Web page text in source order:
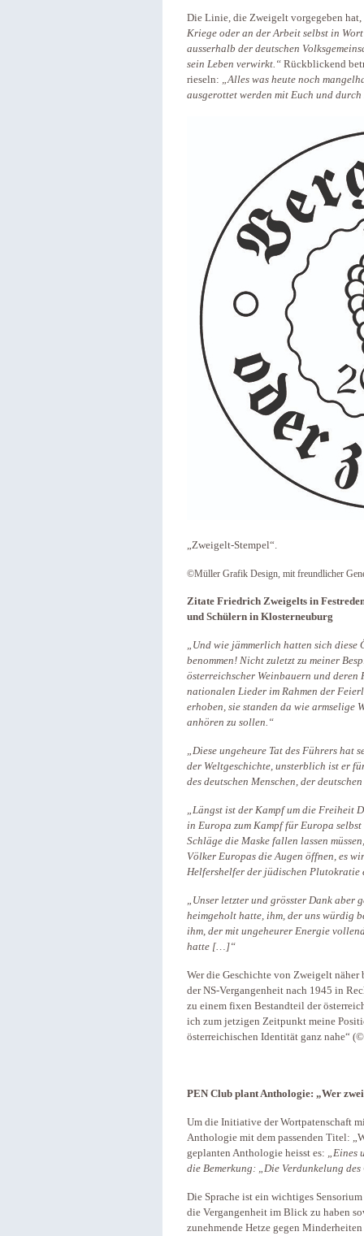
Die Linie, die Zweigelt vorgegeben
Kriege oder an der Arbeit selbst in
ausserhalb der deutschen
sein Leben verwirkt.“ Rückblickend
rieseln: „Alles was heute noch
ausgerottet werden mit Euch und
„Zweigelt-Stempel“.
©Müller Grafik Design, mit freundlicher
Zitate Friedrich Zweigelts in
und Schülern in Klosterneuburg
„Und wie jämmerlich hatten sich diese
benommen! Nicht zuletzt zu meiner
österreichscher Weinbauern und
nationalen Lieder im Rahmen der
erhoben, sie standen da wie armselige
anhören zu sollen.“
„Diese ungeheure Tat des Führers hat
der Weltgeschichte, unsterblich ist er
des deutschen Menschen, der
„Längst ist der Kampf um die Freiheit
in Europa zum Kampf für Europa
Schläge die Maske fallen lassen
Völker Europas die Augen öffnen, es
Helfershelfer der jüdischen Plutokratie
„Unser letzter und grösster Dank aber
heimgeholt hatte, ihm, der uns würdig
ihm, der mit ungeheurer Energie
hatte […]“
Wer die Geschichte von Zweigelt
der NS-Vergangenheit nach 1945 in
zu einem fixen Bestandteil der
ich zum jetzigen Zeitpunkt meine
österreichischen Identität ganz nahe“ (©
PEN Club plant Anthologie: „Wer
Um die Initiative der Wortpatenschaft
Anthologie mit dem passenden Titel:
geplanten Anthologie heisst es: „Eines
die Bemerkung: „Die Verdunkelung
Die Sprache ist ein wichtiges
die Vergangenheit im Blick zu haben
zunehmende Hetze gegen